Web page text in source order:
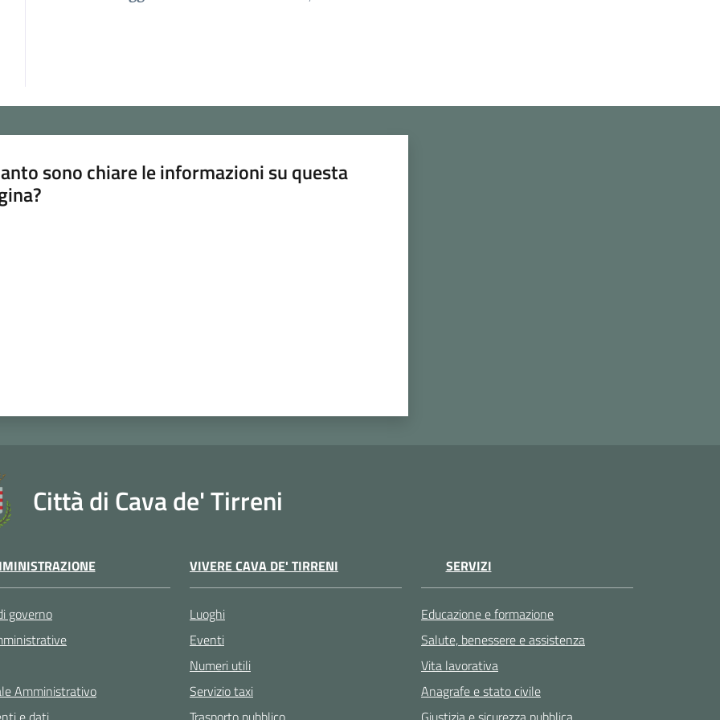
sono chiare le informazioni su questa
Città di Cava de' Tirreni
governo
Amministrativo
VIVERE CAVA DE' TIRRENI
Luoghi
Eventi
Numeri utili
Servizio taxi
SERVIZI
Educazione e formazione
Salute, benessere e assistenza
Vita lavorativa
Anagrafe e stato civile